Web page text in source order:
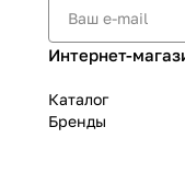
Интернет-
Каталог
Бренды